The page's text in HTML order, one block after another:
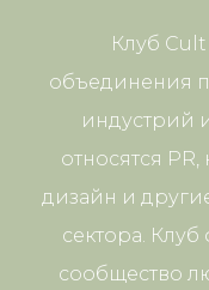
Клуб
объединения
индустрий
относятся
дизайн и
сектора.
сообщество